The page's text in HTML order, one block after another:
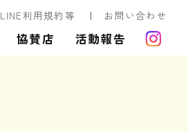
LINE利用規約等 お問い合わせ
協賛店 活動報告